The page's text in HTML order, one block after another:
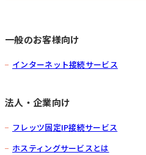
一般のお客様向け
インターネット接続サービス
法人・企業向け
フレッツ固定IP接続サービス
ホスティングサービスとは